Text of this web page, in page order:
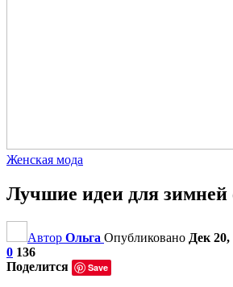
Женская мода
Лучшие идеи для зимней
Автор Ольга Опубликовано Дек 20,
0 136
Поделится
Save